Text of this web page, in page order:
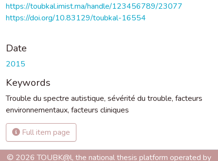
https://toubkal.imist.ma/handle/123456789/23077
https://doi.org/10.83129/toubkal-16554
Date
2015
Keywords
Trouble du spectre autistique, sévérité du trouble, facteurs
environnementaux, facteurs cliniques
Full item page
© 2026 TOUBK@l, the national thesis platform operated by